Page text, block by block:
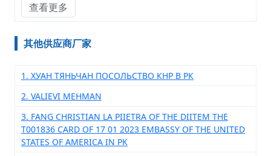
查看更多
其他供应商厂家
1. ХУАН ТЯНЬЧАН ПОСОЛЬСТВО КНР В РК
2. VALIEVI MEHMAN
3. FANG CHRISTIAN LA PIIETRA OF THE DIITEM THE
T001836 CARD OF 17 01 2023 EMBASSY OF THE UNITED
STATES OF AMERICA IN PK